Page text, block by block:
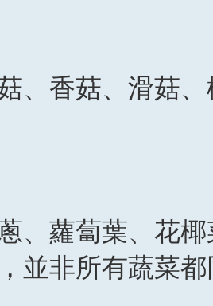
、香菇、滑菇、
、蘿蔔葉、花
並非所有蔬菜